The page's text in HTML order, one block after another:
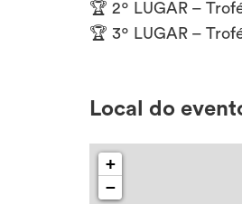
🏆 2º LUGAR –
🏆 3º LUGAR –
Local do
+
−